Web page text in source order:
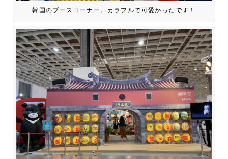
韓国のブースコーナー。カラフルで可愛かったです！